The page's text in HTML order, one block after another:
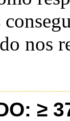
nos
≥